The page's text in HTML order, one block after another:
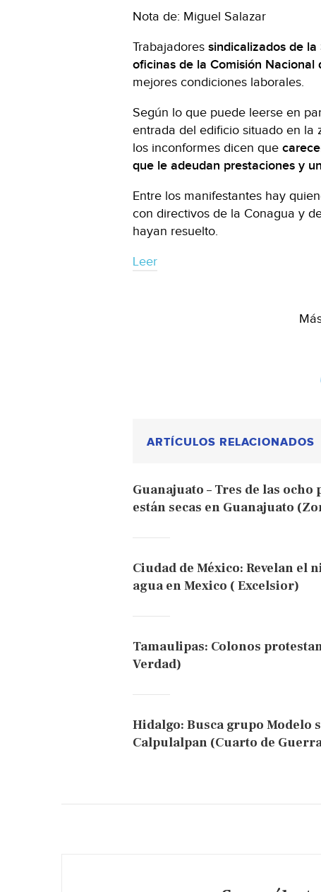
Nota de: Miguel Salazar
Trabajadores sindicalizados de
oficinas de la Comisión Nacional
mejores condiciones laborales.
Según lo que puede leerse en
entrada del edificio situado en la
los inconformes dicen que
que le adeudan prestaciones y
Entre los manifestantes hay
con directivos de la Conagua y
hayan resuelto.
Leer
ARTÍCULOS RELACIONADOS
Guanajuato – Tres de las
están secas en Guanajuato
Ciudad de México: Revelan el
agua en Mexico ( Excelsior)
Tamaulipas: Colonos
Verdad)
Hidalgo: Busca grupo
Calpulalpan (Cuarto de